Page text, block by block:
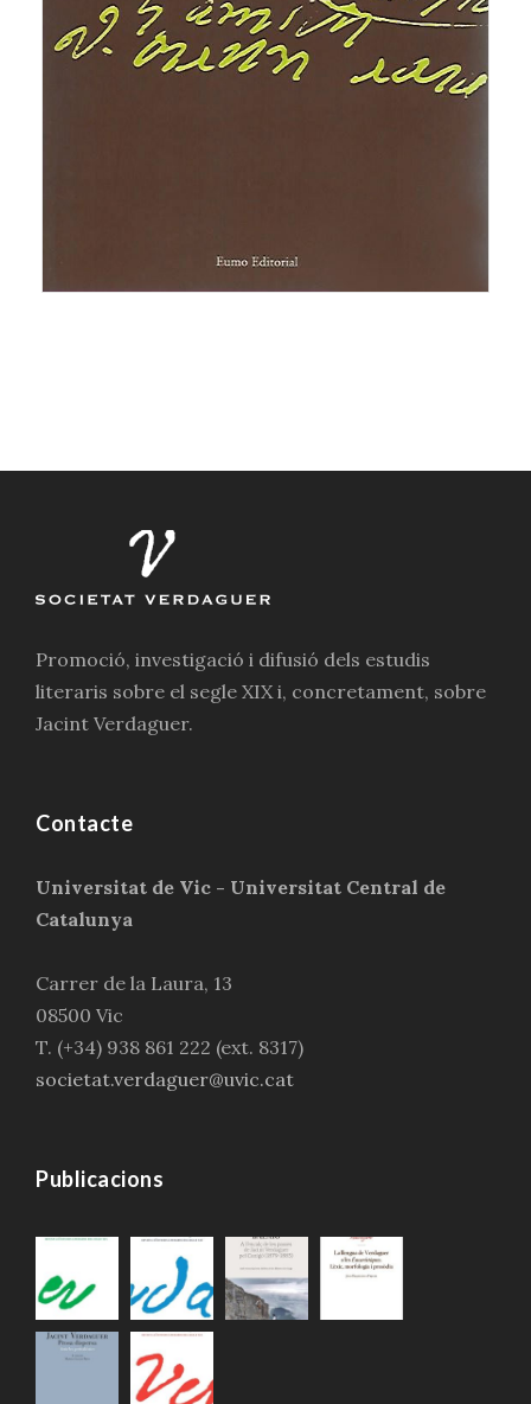
Promoció, investigació i difusió dels estudis
literaris sobre el segle XIX i, concretament, sobre
Jacint Verdaguer.
Contacte
Universitat de Vic - Universitat Central de
Catalunya
Carrer de la Laura, 13
08500 Vic
T. (+34) 938 861 222 (ext. 8317)
societat.verdaguer@uvic.cat
Publicacions